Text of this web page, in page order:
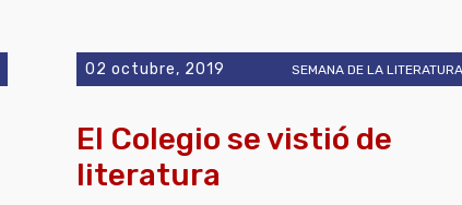
02 octubre, 2019 SEMANA DE LA LITERATURA
El Colegio se vistió de
literatura